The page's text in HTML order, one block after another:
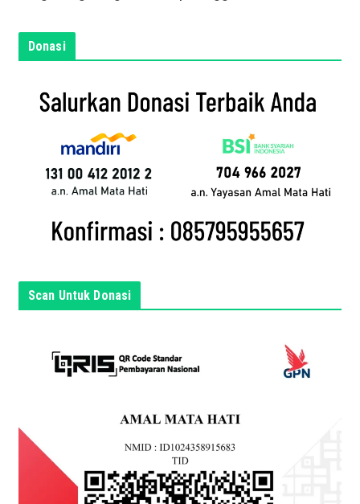
a
n
Donasi
Scan Untuk Donasi